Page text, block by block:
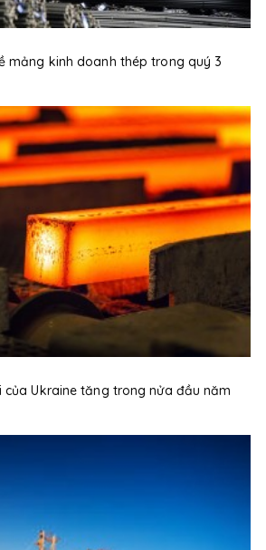
mảng kinh doanh thép trong quý 3
Ukraine tăng trong nửa đầu năm